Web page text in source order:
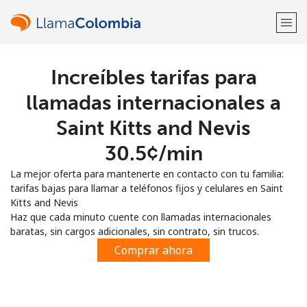
¡Bienvenido!
Regístrate con
o
Increíbles tarifas para
llamadas internacionales a
Saint Kitts and Nevis
⁦30.5¢⁩/min
La mejor oferta para mantenerte en contacto con tu familia:
tarifas bajas para llamar a teléfonos fijos y celulares en Saint
Kitts and Nevis
Haz que cada minuto cuente con llamadas internacionales
baratas, sin cargos adicionales, sin contrato, sin trucos.
Comprar ahora